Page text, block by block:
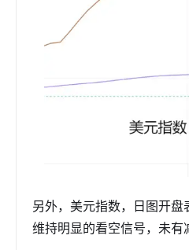
另外，美元指数，日图开
维持明显的看空信号，未